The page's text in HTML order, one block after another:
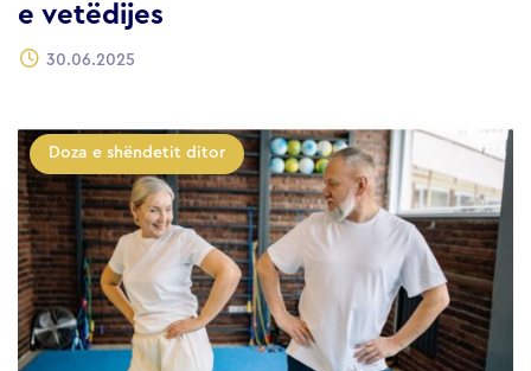
e vetëdijes
30.06.2025
Doza e shëndetit ditor